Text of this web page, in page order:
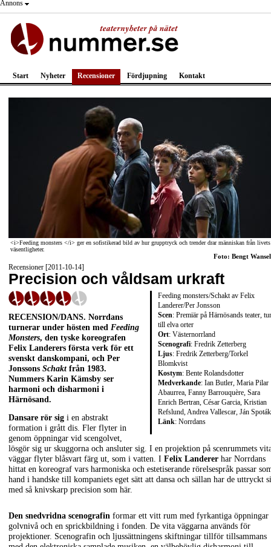
Annons
Start Nyheter Recensioner Fördjupning Kontakt
<i>Feeding monsters </i> ger en sofistikerad bild av hur grupptryck och trender drar människan från livets
väsentligheter.
Foto: Bengt
Recensioner [2011-10-14]
Precision och våldsam urkraft
Feeding monsters/Schakt av Felix
Landerer/Per Jonsson
Scen: Premiär på Härnösands teater,
till elva orter
Ort: Västernorrland
Scenografi: Fredrik Zetterberg
Ljus: Fredrik Zetterberg/Torkel
Blomkvist
Kostym: Bente Rolandsdotter
Medverkande: Ian Butler, Maria Pilar
Abaurrea, Fanny Barrouquère, Sara
Enrich Bertran, César Garcia, Kristian
Refslund, Andrea Vallescar, Ján Spoták
Länk: Norrdans
RECENSION/DANS. Norrdans
turnerar under hösten med Feeding
Monsters, den tyske koreografen
Felix Landerers första verk för ett
svenskt danskompani, och Per
Jonssons Schakt från 1983.
Nummers Karin Kämsby ser
harmoni och disharmoni i
Härnösand.
Dansare rör sig i en abstrakt
formation i grått dis. Fler flyter in
genom öppningar vid scengolvet,
lösgör sig ur skuggorna och ansluter sig. I en projektion på scenrummets
väggar flyter blåsvart färg ut, som i vatten. I Felix Landerer har Norrdans
hittat en koreograf vars harmoniska och estetiserande rörelsespråk passar
hand i handske till kompaniets eget sätt att dansa och sällan har de uttryckt
med så knivskarp precision som här.
Den snedvridna scenografin formar ett vitt rum med fyrkantiga öppningar
golvnivå och en sprickbildning i fonden. De vita väggarna används för
projektioner. Scenografin och ljussättningens skiftningar tillför tillsammans